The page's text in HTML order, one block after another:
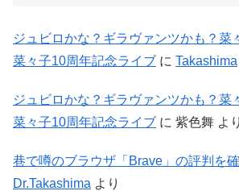
ジュビロかな？ギラヴァンツかも？菜
菜々子10周年記念ライブ に Takashima
ジュビロかな？ギラヴァンツかも？菜
菜々子10周年記念ライブ に 紫色舞 より
巷で噂のブラウザ「Brave」の評判を
Dr.Takashima より